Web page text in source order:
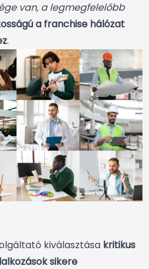
van, a legmegfelelőbb
a franchise hálózat
.
kiválasztása kritikus
sikere